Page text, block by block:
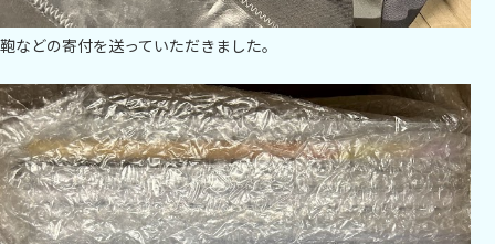
鞄などの寄付を送っていただきました。